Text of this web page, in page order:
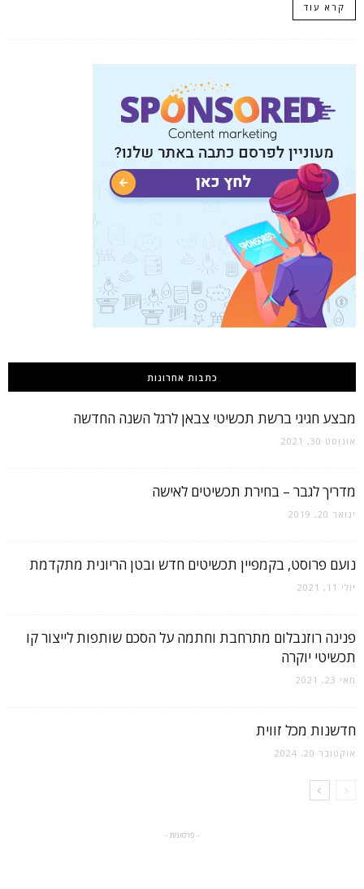
קרא עוד
כתבות אחרונות
מבצע חגיגי ברשת תכשיטי צבאן לרגל השנה החדשה
אוגוסט 30, 2021
מדריך לגבר – בחירת תכשיטים לאישה
ינואר 20, 2019
נועם פרוסט, בקמפיין תכשיטים חדש ובטן הריונית מתקדמת
יולי 11, 2021
פנינה רוזנבלום מתרחבת וחתמה על הסכם שותפות לייצור קו
תכשיטי יוקרה
מאי 23, 2021
חדשנות מכל זווית
אוקטובר 20, 2024
- פרסומת -